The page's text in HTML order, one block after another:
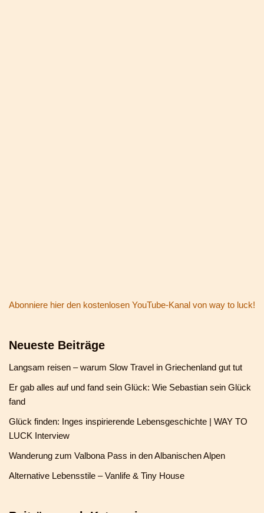
Abonniere hier den kostenlosen YouTube-Kanal von way to luck!
Neueste Beiträge
Langsam reisen – warum Slow Travel in Griechenland gut tut
Er gab alles auf und fand sein Glück: Wie Sebastian sein Glück
fand
Glück finden: Inges inspirierende Lebensgeschichte | WAY TO
LUCK Interview
Wanderung zum Valbona Pass in den Albanischen Alpen
Alternative Lebensstile – Vanlife & Tiny House